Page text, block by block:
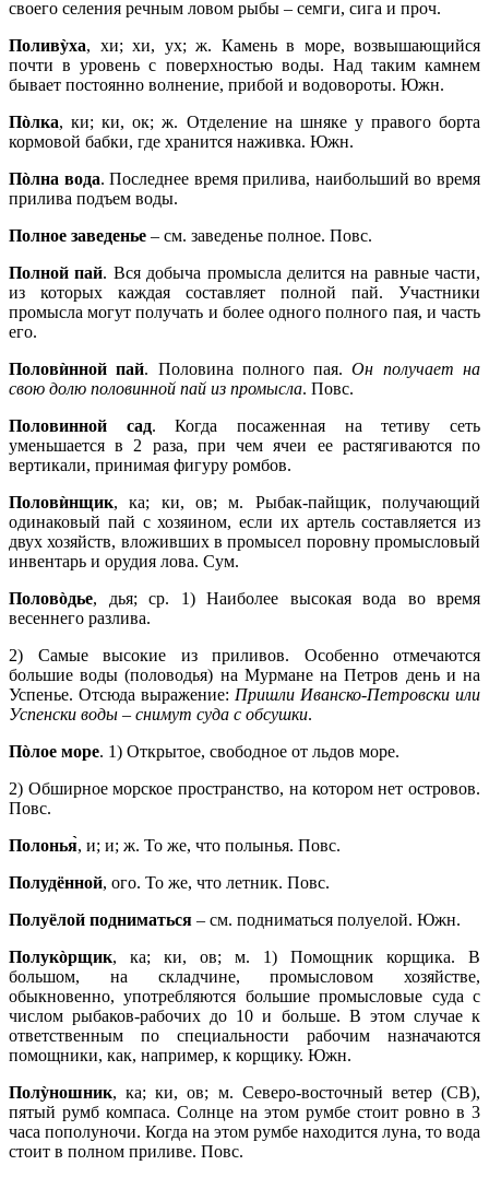
своего селения речным ловом рыбы – семги, сига и проч.
Поливỳха, хи; хи, ух; ж. Камень в море, возвышающийся
почти в уровень с поверхностью воды. Над таким камнем
бывает постоянно волнение, прибой и водовороты. Южн.
Пòлка, ки; ки, ок; ж. Отделение на шняке у правого борта
кормовой бабки, где хранится наживка. Южн.
Пòлна вода. Последнее время прилива, наибольший во время
прилива подъем воды.
Полное заведенье – см. заведенье полное. Повс.
Полной пай. Вся добыча промысла делится на равные части,
из которых каждая составляет полной пай. Участники
промысла могут получать и более одного полного пая, и часть
его.
Половѝнной пай. Половина полного пая.Он получает на
свою долю половинной пай из промысла. Повс.
Половинной сад. Когда посаженная на тетиву сеть
уменьшается в 2 раза, при чем ячеи ее растягиваются по
вертикали, принимая фигуру ромбов.
Половѝнщик, ка; ки, ов; м. Рыбак-пайщик, получающий
одинаковый пай с хозяином, если их артель составляется из
двух хозяйств, вложивших в промысел поровну промысловый
инвентарь и орудия лова. Сум.
Половòдье, дья; ср. 1) Наиболее высокая вода во время
весеннего разлива.
2) Самые высокие из приливов. Особенно отмечаются
большие воды (половодья) на Мурмане на Петров день и на
Успенье. Отсюда выражение: Пришли Иванско-Петровски или
Успенски воды – снимут суда с обсушки.
Пòлое море. 1) Открытое, свободное от льдов море.
2) Обширное морское пространство, на котором нет островов.
Повс.
Полонья̀, и; и; ж. То же, что полынья. Повс.
Полудённой, ого. То же, что летник. Повс.
Полуёлой подниматься – см. подниматься полуелой. Южн.
Полукòрщик, ка; ки, ов; м. 1) Помощник корщика. В
большом, на складчине, промысловом хозяйстве,
обыкновенно, употребляются большие промысловые суда с
числом рыбаков-рабочих до 10 и больше. В этом случае к
ответственным по специальности рабочим назначаются
помощники, как, например, к корщику. Южн.
Полỳношник, ка; ки, ов; м. Северо-восточный ветер (СВ),
пятый румб компаса. Солнце на этом румбе стоит ровно в 3
часа пополуночи. Когда на этом румбе находится луна, то вода
стоит в полном приливе. Повс.